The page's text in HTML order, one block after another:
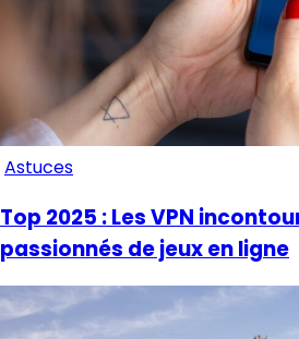
Astuces
Top 2025 : Les VPN
passionnés de jeux en ligne